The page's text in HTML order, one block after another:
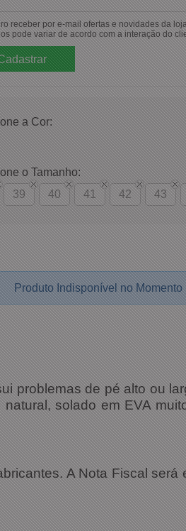
receber por e-mail ofertas e novidades da
pode variar de acordo com a interação do
a Cor:
o Tamanho:
39 40 41 42 43
Produto Indisponível no Momento
problemas de pé alto ou
solado em EVA
A Nota Fiscal será